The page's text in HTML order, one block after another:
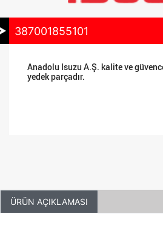
387001855101
Anadolu Isuzu A.Ş. kalite ve
yedek parçadır.
ÜRÜN AÇIKLAMASI